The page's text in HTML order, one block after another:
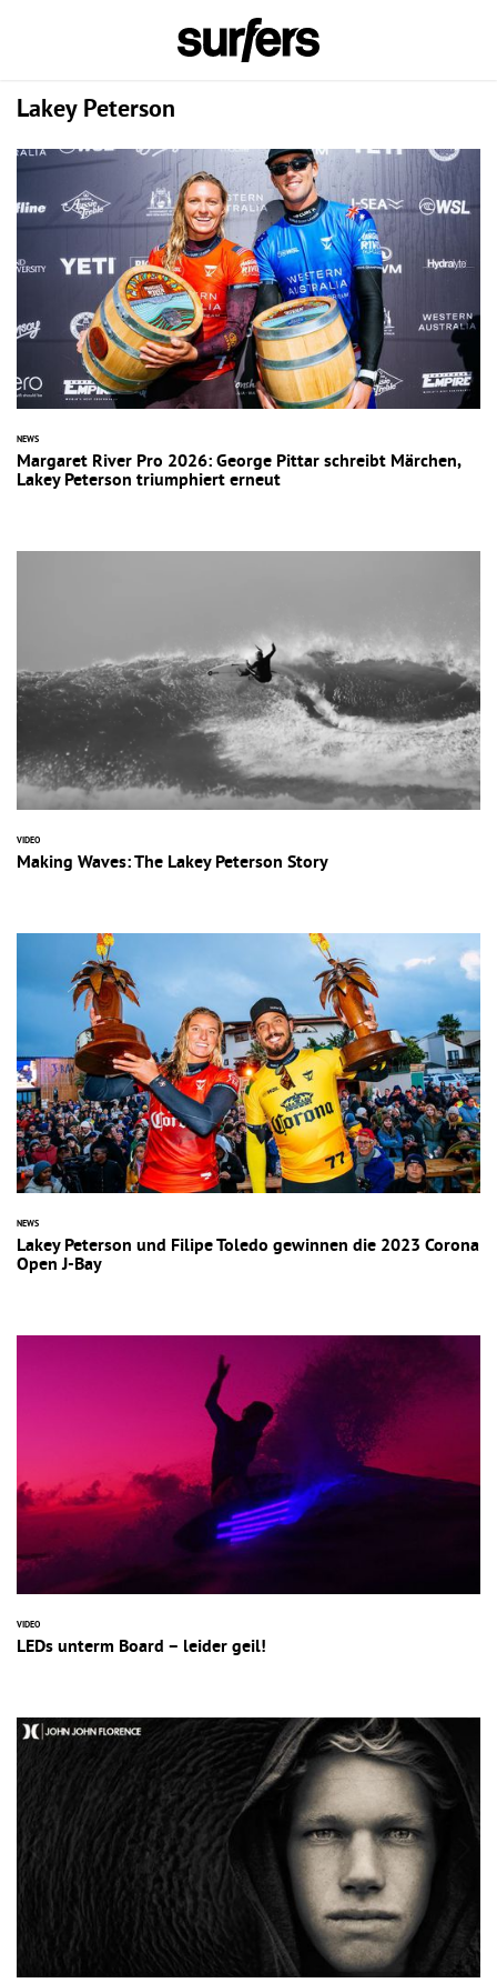
Lakey Peterson
NEWS
Margaret River Pro 2026: George Pittar schreibt Märchen,
Lakey Peterson triumphiert erneut
VIDEO
Making Waves: The Lakey Peterson Story
NEWS
Lakey Peterson und Filipe Toledo gewinnen die 2023 Corona
Open J-Bay
VIDEO
LEDs unterm Board – leider geil!